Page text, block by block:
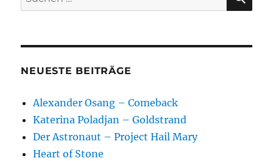
ins
nach:
NEUESTE BEITRÄGE
Alexander Osang – Comeback
Katerina Poladjan – Goldstrand
Der Astronaut – Project Hail Mary
Heart of Stone